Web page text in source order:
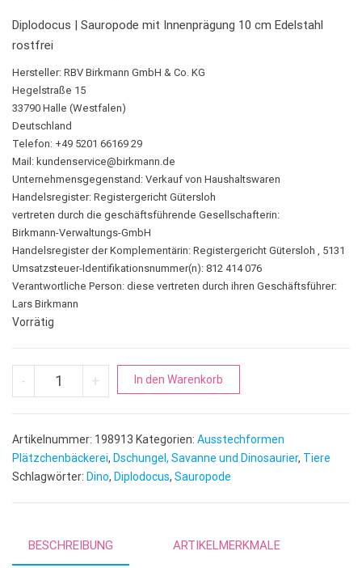
Diplodocus | Sauropode mit Innenprägung 10 cm Edelstahl
rostfrei
Hersteller: RBV Birkmann GmbH & Co. KG
Hegelstraße 15
33790 Halle (Westfalen)
Deutschland
Telefon: +49 5201 66169 29
Mail: kundenservice@birkmann.de
Unternehmensgegenstand: Verkauf von Haushaltswaren
Handelsregister: Registergericht Gütersloh
vertreten durch die geschäftsführende Gesellschafterin:
Birkmann-Verwaltungs-GmbH
Handelsregister der Komplementärin: Registergericht Gütersloh , 5131
Umsatzsteuer-Identifikationsnummer(n): 812 414 076
Verantwortliche Person: diese vertreten durch ihren Geschäftsführer:
Lars Birkmann
Vorrätig
- Diplodocus | Sauropode mit Innenprägung Menge
+ In den Warenkorb
e
r
Artikelnummer: 198913 Kategorien: Ausstechformen
Plätzchenbäckerei, Dschungel, Savanne und Dinosaurier, Tiere
Schlagwörter: Dino, Diplodocus, Sauropode
BESCHREIBUNG ARTIKELMERKMALE